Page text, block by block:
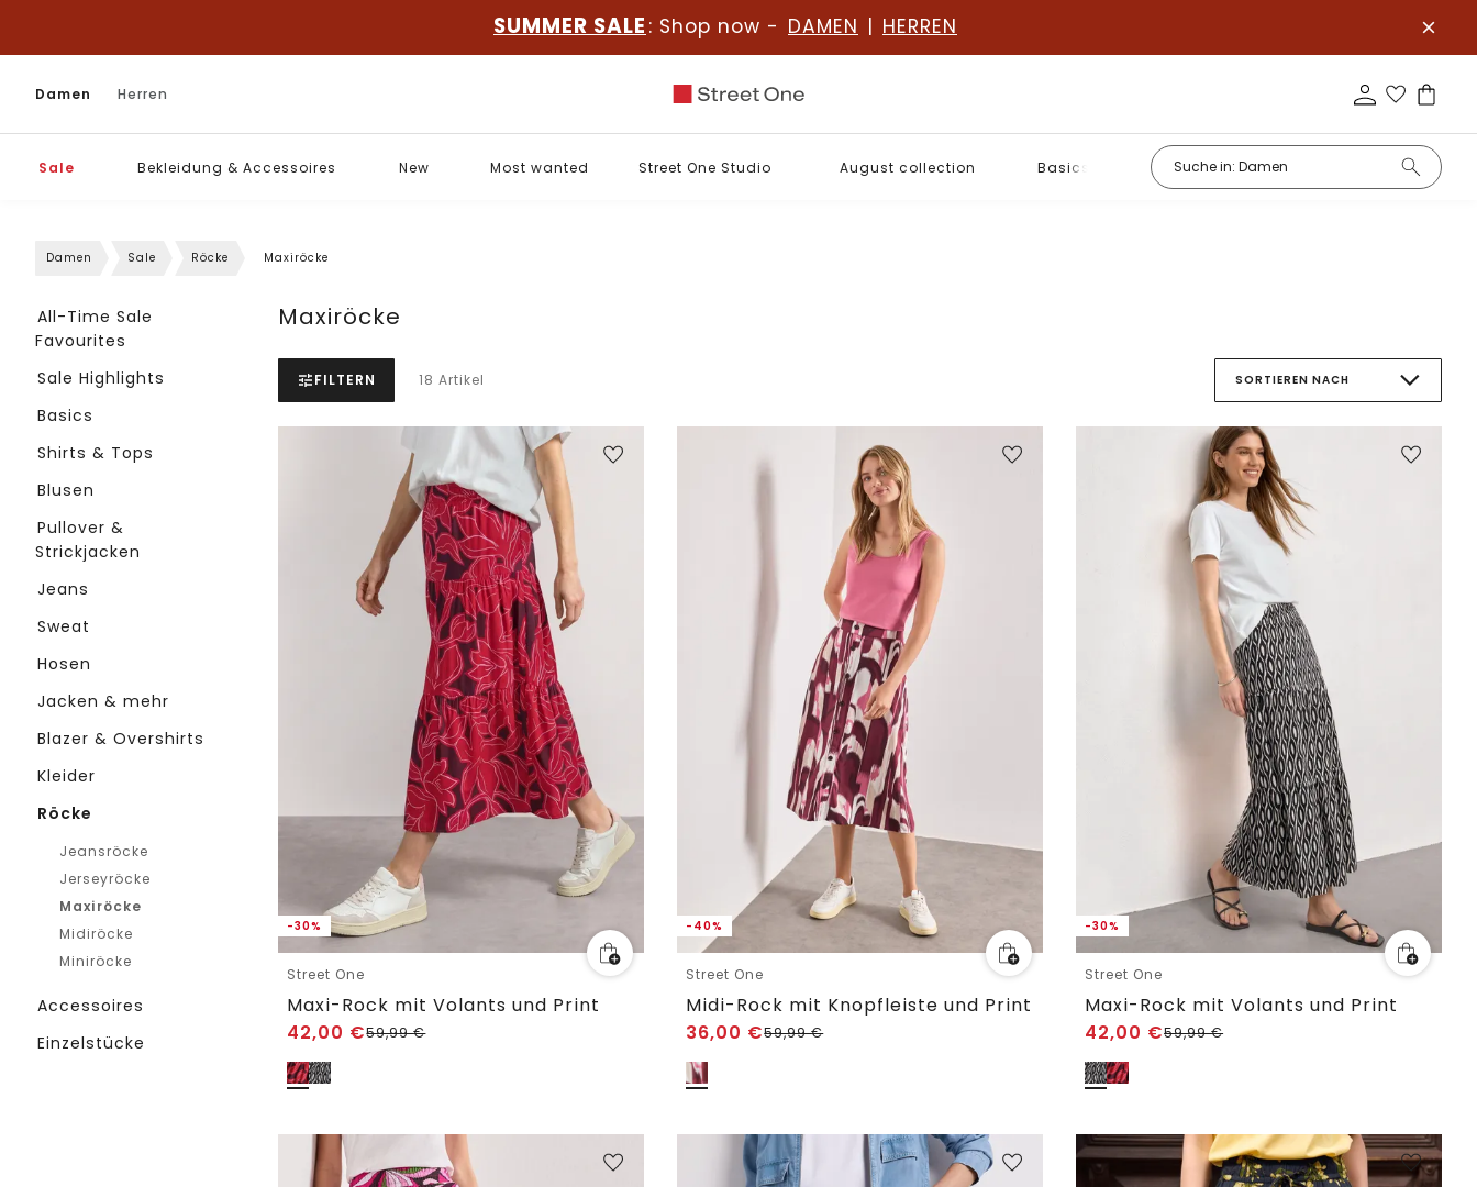
SUMMER SALE : Shop now - DAMEN | HERREN
Damen Herren
Sale Bekleidung & Accessoires New Most wanted Street One Studio August collection Basics
Damen Sale Röcke Maxiröcke
All-Time Sale
Favourites
Sale Highlights
Basics
Shirts & Tops
Blusen
Pullover &
Strickjacken
Jeans
Sweat
Hosen
Jacken & mehr
Blazer & Overshirts
Kleider
Röcke
Jeansröcke
Jerseyröcke
Maxiröcke
Midiröcke
Miniröcke
Accessoires
Einzelstücke
Maxiröcke
FILTERN 18 Artikel SORTIEREN NACH
-30%
Street One
Maxi-Rock mit Volants und Print
42,00 €59,99€
-40%
Street One
Midi-Rock mit Knopfleiste und Print
36,00 €59,99€
-30%
Street One
Maxi-Rock mit Volants und Print
42,00 €59,99€